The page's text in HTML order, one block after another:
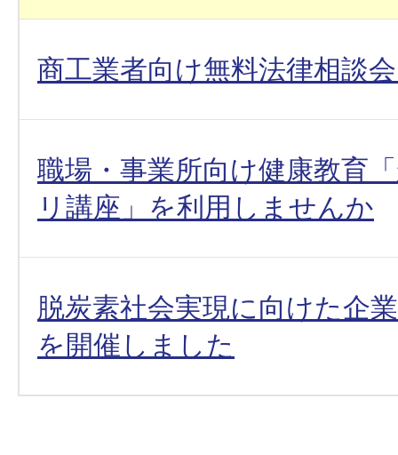
商工業者向け無料法律相談
職場・事業所向け健康教育
リ講座」を利用しませんか
脱炭素社会実現に向けた企
を開催しました